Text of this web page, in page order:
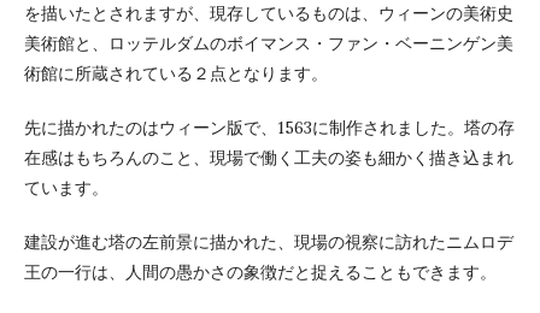
を描いたとされますが、現存しているものは、ウィーンの美術史
美術館と、ロッテルダムのボイマンス・ファン・ベーニンゲン美
術館に所蔵されている２点となります。
先に描かれたのはウィーン版で、1563に制作されました。塔の存
在感はもちろんのこと、現場で働く工夫の姿も細かく描き込まれ
ています。
建設が進む塔の左前景に描かれた、現場の視察に訪れたニムロデ
王の一行は、人間の愚かさの象徴だと捉えることもできます。